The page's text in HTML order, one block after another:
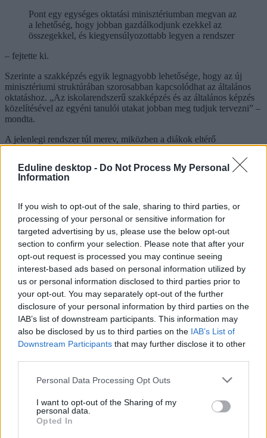
Eduline desktop - Do Not Process My Personal
Information
If you wish to opt-out of the sale, sharing to third parties, or
processing of your personal or sensitive information for
targeted advertising by us, please use the below opt-out
section to confirm your selection. Please note that after your
opt-out request is processed you may continue seeing
interest-based ads based on personal information utilized by
us or personal information disclosed to third parties prior to
your opt-out. You may separately opt-out of the further
disclosure of your personal information by third parties on the
IAB’s list of downstream participants. This information may
also be disclosed by us to third parties on the IAB’s List of
Downstream Participants that may further disclose it to other
Personal Data Processing Opt Outs
I want to opt-out of the Sharing of my
personal data.
Opted In
Pont egy egységes oktatási minisztériumban megvan az
a lehetőség, hogy jobban gazdálkodjunk ezekkel az
összegekkel, és kiegyensúlyozottabb legyen a rendszer
– fejtette ki.
Szerinte a szakképzés egyik legnagyobb lehetősége, hogy az új
minisztériumi struktúrában szorosabban kapcsolódhat az általános
oktatáshoz. „Az iskolarendszerű szakképzés és az általános képzés
közelítésével az egyéni tanulói utakat jobban meg tudjuk tervezni” –
mondta.
A jelenlegi rendszer túl merev, miközben a diákok eltérő
szerint a szakképzésben is erősítenék a diákok bevonását és az
adatalapú döntéshozatalt, fejlesztenék a szakmai támogató
szolgáltatásokat, és nagyobb hangsúlyt kapna az oktatók
Az intézmények szervezeti működését hatékonyabbá és
tanuló- és tanulásközpontúvá tesszük
– fogalmazott.
Megszüntetnék a kancellári rendszert
A meghallgatáson az első hónapok konkrét intézkedéseiről is
beszélt. Lannert szerint rugalmasabbá tennék a szakképzési oktatók
továbbképzési rendszerét, emellett megszüntetnék a szakképzési
centrumokban működő kancellári rendszert is.
A miniszterjelölt hangsúlyozta: a hosszú távú oktatáspolitikai
pedagógusok, a diákok, a szülők és az intézményvezetők
tapasztalatait is be kell csatornázni a döntéselőkészítésbe” – mondta.
„Nem olyan szakembereket képzünk, akikre szükség